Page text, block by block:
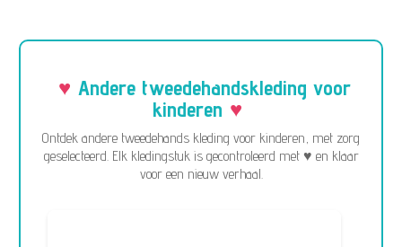
Andere tweedehandskleding voor
kinderen
Ontdek andere tweedehands kleding voor kinderen, met zorg
geselecteerd. Elk kledingstuk is gecontroleerd met ♥ en klaar
voor een nieuw verhaal.